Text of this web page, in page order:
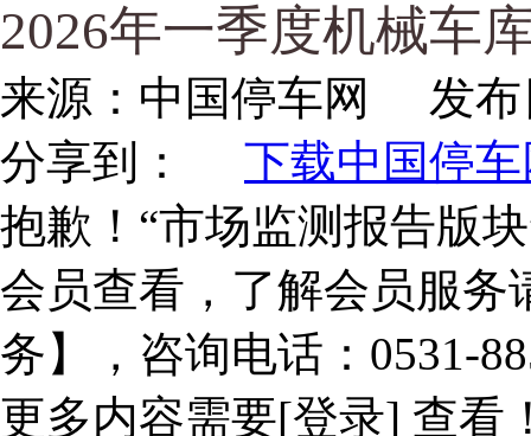
2026年一季度机械车
来源： 中国停车网
发布
分享到：
下载中国停车
抱歉！“市场监测报告版
会员查看，了解会员服务
务】，咨询电话：0531-
更多内容需要[登录] 查看